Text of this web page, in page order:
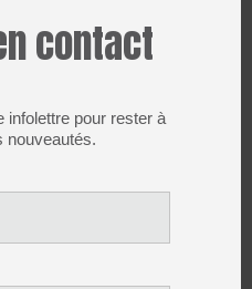
contact
infolettre pour rester à
nouveautés.